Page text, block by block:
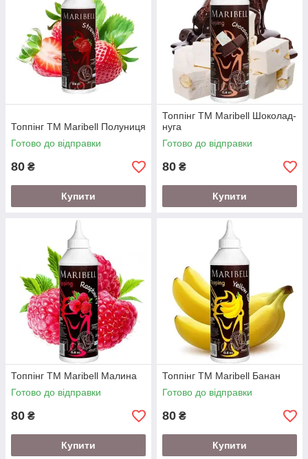
Топпінг ТМ Maribell Полуниця
Готово до відправки
80 ₴
Купити
Топпінг ТМ Maribell Шоколад-
нуга
Готово до відправки
80 ₴
Купити
Топпінг ТМ Maribell Малина
Готово до відправки
80 ₴
Купити
Топпінг ТМ Maribell Банан
Готово до відправки
80 ₴
Купити